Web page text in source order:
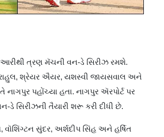
ત્રણ મૅચની વન-ડે સિરીઝ રમશે.
રાહુલ, શ્રેયર ઐયર, યશસ્વી જાયસવાલ અને
પહોંચ્યા હતા. નાગપુર ઍરપોર્ટ પર
ડે સિરીઝની તૈયારી શરૂ કરી દીધી છે.
વૉશિંગ્ટન સુંદર, અર્શદીપ સિંહ અને હર્ષિત